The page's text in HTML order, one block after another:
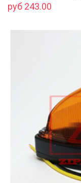
руб 243.00